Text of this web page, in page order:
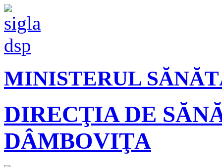
MINISTERUL
DIRECŢIA DE
DÂMBOVIŢA